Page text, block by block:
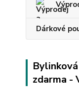
Dárkové
zdarma -